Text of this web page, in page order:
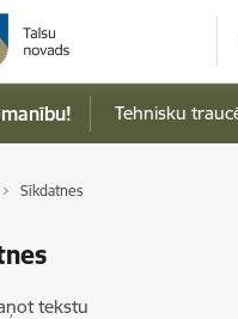
Tehnisku
Sīkdatnes
tekstu